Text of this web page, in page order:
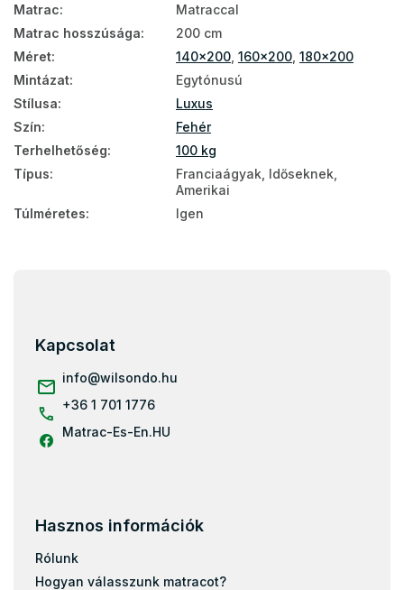
Matrac:
Matraccal
Matrac hosszúsága:
200 cm
Méret: 140x200 160x200 180x200
Mintázat:
Egytónusú
Stílusa:
Luxus
Szín:
Fehér
Terhelhetőség:
100 kg
Típus:
Franciaágyak, Időseknek,
Amerikai
Túlméretes: Igen
Kapcsolat
info@wilsondo.hu
+36 1 701 1776
Matrac-Es-En.HU
Hasznos információk
Rólunk
Hogyan válasszunk matracot?